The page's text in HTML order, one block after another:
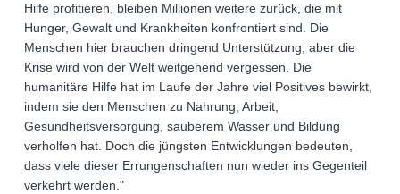
Hilfe profitieren, bleiben Millionen weitere zurück, die mit
Hunger, Gewalt und Krankheiten konfrontiert sind. Die
Menschen hier brauchen dringend Unterstützung, aber die
Krise wird von der Welt weitgehend vergessen. Die
humanitäre Hilfe hat im Laufe der Jahre viel Positives bewirkt,
indem sie den Menschen zu Nahrung, Arbeit,
Gesundheitsversorgung, sauberem Wasser und Bildung
verholfen hat. Doch die jüngsten Entwicklungen bedeuten,
dass viele dieser Errungenschaften nun wieder ins Gegenteil
verkehrt werden."